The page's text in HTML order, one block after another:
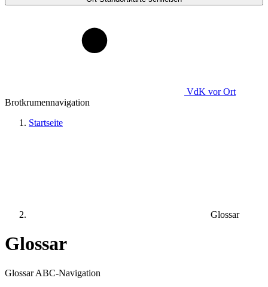
VdK vor Ort
Brotkrumennavigation
Startseite
Glossar
Glossar
Glossar ABC-Navigation